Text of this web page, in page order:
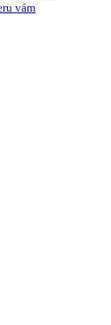
vám